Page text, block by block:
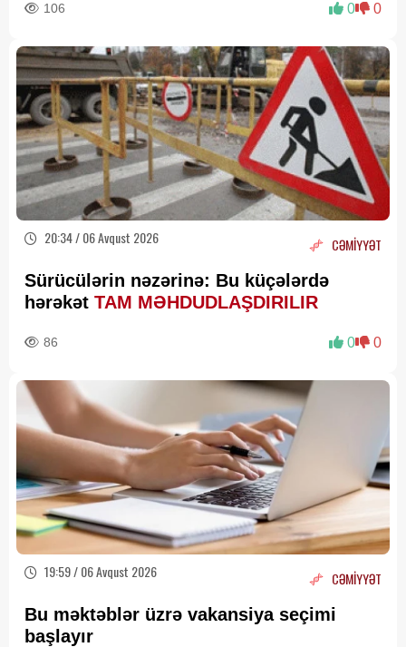
106 0 0
20:34 / 06 Avqust 2026 CƏMİYYƏT
Sürücülərin nəzərinə: Bu küçələrdə
hərəkət TAM MƏHDUDLAŞDIRILIR
86 0 0
19:59 / 06 Avqust 2026 CƏMİYYƏT
Bu məktəblər üzrə vakansiya seçimi
başlayır